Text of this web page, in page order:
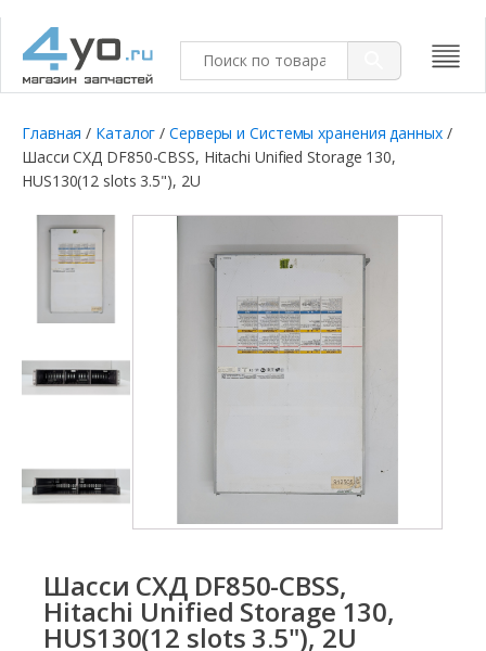
Главная / Каталог /Серверы и Системы хранения данных/
Шасси СХД DF850-CBSS, Hitachi Unified Storage 130,
HUS130(12 slots 3.5"), 2U
Шасси СХД DF850-CBSS,
Hitachi Unified Storage 130,
HUS130(12 slots 3.5"), 2U